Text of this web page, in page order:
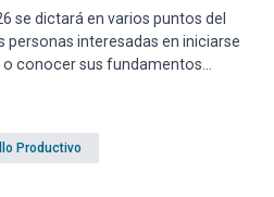
se dictará en varios puntos del
personas interesadas en iniciarse
o conocer sus fundamentos
se realizan mediante
Productivo